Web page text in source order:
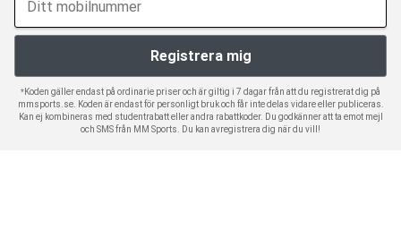
*Koden gäller endast på ordinarie priser och är giltig i 7 dagar från att du registrerat dig på
mmsports.se. Koden är endast för personligt bruk och får inte delas vidare eller publiceras.
Kan ej kombineras med studentrabatt eller andra rabattkoder. Du godkänner att ta emot mejl
och SMS från MM Sports. Du kan avregistrera dig när du vill!